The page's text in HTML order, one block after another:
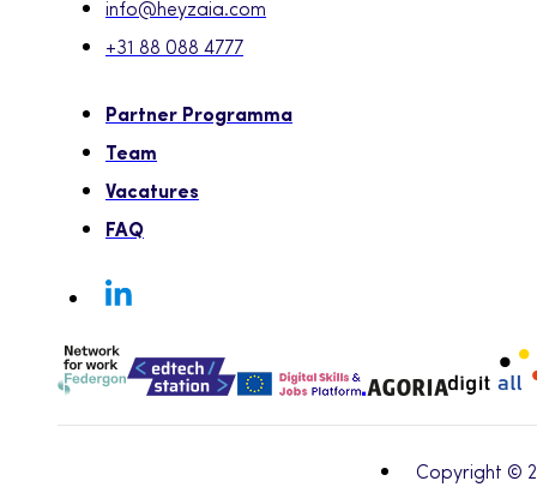
info@heyzaia.com
+31 88 088 4777
Partner Programma
Team
Vacatures
FAQ
Copyright ©